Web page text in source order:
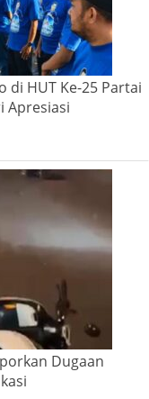
di HUT Ke-25 Partai
Apresiasi
Dugaan